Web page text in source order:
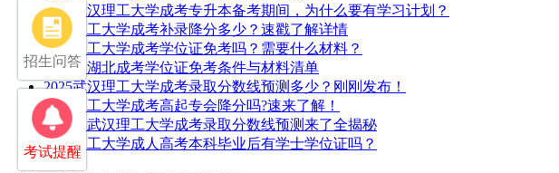
25年武汉理工大学成考专升本备考期间，为什么要有学习计划？
武汉理工大学成考补录降分多少？速戳了解详情
武汉理工大学成考学位证免考吗？需要什么材料？
2026年湖北成考学位证免考条件与材料清单
2025武汉理工大学成考录取分数线预测多少？刚刚发布！
武汉理工大学成考高起专会降分吗?速来了解！
2026年武汉理工大学成考录取分数线预测来了全揭秘
武汉理工大学成人高考本科毕业后有学士学位证吗？
招生问答
考试提醒